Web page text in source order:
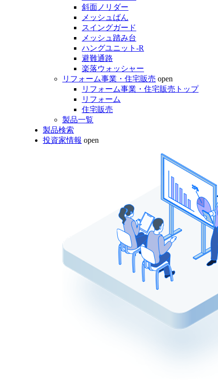
斜面ノリダー
メッシュばん
スイングガード
メッシュ踏み台
ハングユニット-R
避難通路
楽落ウォッシャー
リフォーム事業・住宅販売 open
リフォーム事業・住宅販売トップ
リフォーム
住宅販売
製品一覧
製品検索
投資家情報 open